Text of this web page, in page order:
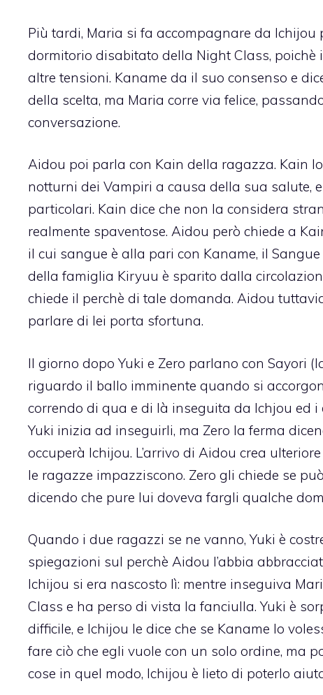
Più tardi, Maria si fa accompagnare da Ichijou
dormitorio disabitato della Night Class,
altre tensioni. Kaname da il suo consenso e
della scelta, ma Maria corre via felice,
conversazione.
Aidou poi parla con Kain della ragazza. Kain
notturni dei Vampiri a causa della sua salute,
particolari. Kain dice che non la considera
realmente spaventose. Aidou però chiede a
il cui sangue è alla pari con Kaname, il
della famiglia Kiryuu è sparito dalla
chiede il perchè di tale domanda. Aidou
parlare di lei porta sfortuna.
Il giorno dopo Yuki e Zero parlano con Sayori
riguardo il ballo imminente quando si
correndo di qua e di là inseguita da Ichjou ed
Yuki inizia ad inseguirli, ma Zero la ferma
occuperà Ichijou. L’arrivo di Aidou crea
le ragazze impazziscono. Zero gli chiede se
dicendo che pure lui doveva fargli qualche
Quando i due ragazzi se ne vanno, Yuki è
spiegazioni sul perchè Aidou l’abbia
Ichijou si era nascosto lì: mentre inseguiva
Class e ha perso di vista la fanciulla. Yuki è
difficile, e Ichijou le dice che se Kaname lo
fare ciò che egli vuole con un solo ordine, ma
cose in quel modo, Ichijou è lieto di poterlo